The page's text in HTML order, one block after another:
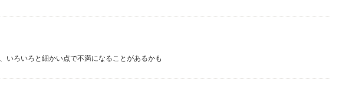
いろいろと細かい点で不満になることがあるかも